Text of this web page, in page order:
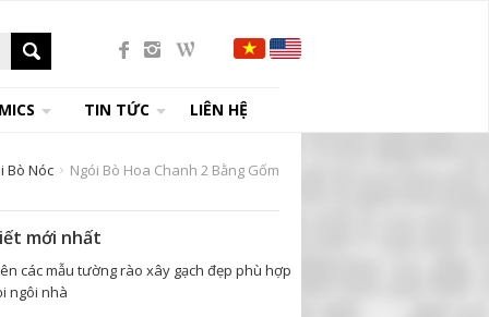
TIN TỨC LIÊN HỆ
Bò Nóc Ngói Bò Hoa Chanh 2 Bằng Gốm
mới nhất
các mẫu tường rào xây gạch đẹp phù hợp
ngôi nhà